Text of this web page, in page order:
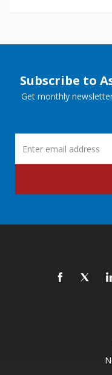
Subscribe to
Get monthly